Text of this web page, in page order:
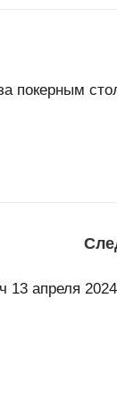
покерным
13 апреля